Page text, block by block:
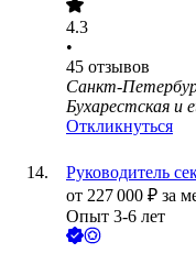
4.3
•
45 отзывов
Санкт-
Бухарестская и
Откликнуться
Руководитель
от 227 000 ₽ за
Опыт 3-6 лет